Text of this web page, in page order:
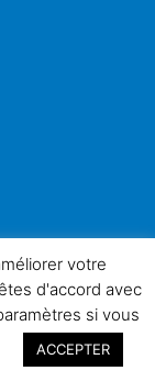
votre
d'accord avec
si vous
ACCEPTER